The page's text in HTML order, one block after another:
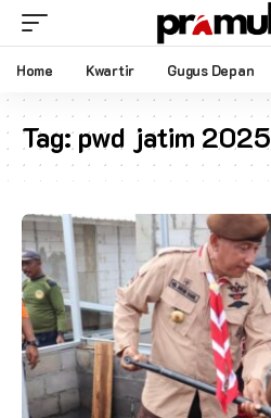
Home Kwartir Gugus Depan
Tag:pwd jatim 2025